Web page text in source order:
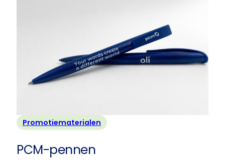
Promotiematerialen
PCM-pennen